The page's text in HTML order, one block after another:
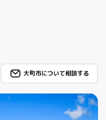
大町市について相談する